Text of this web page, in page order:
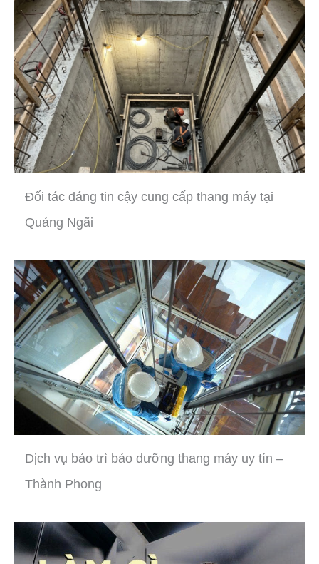
Đối tác đáng tin cậy cung cấp thang máy tại
Quảng Ngãi
Dịch vụ bảo trì bảo dưỡng thang máy uy tín –
Thành Phong